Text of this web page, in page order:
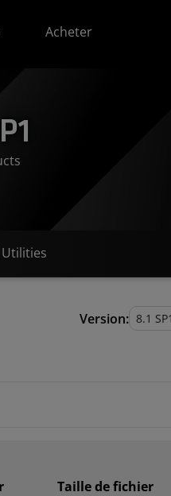
Acheter
Utilities
Version:
Taille de fichier